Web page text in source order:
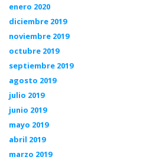
enero 2020
diciembre 2019
noviembre 2019
octubre 2019
septiembre 2019
agosto 2019
julio 2019
junio 2019
mayo 2019
abril 2019
marzo 2019